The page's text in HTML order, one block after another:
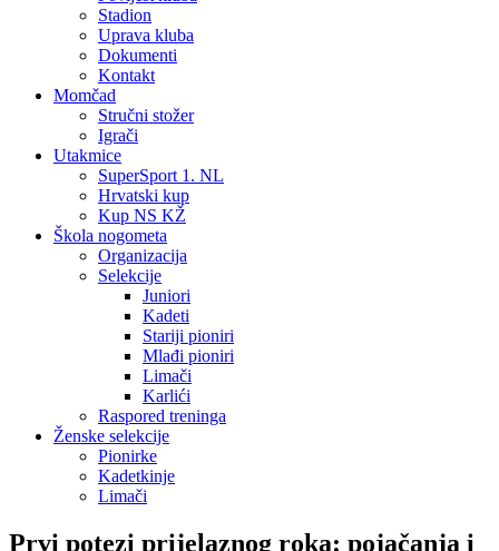
Stadion
Uprava kluba
Dokumenti
Kontakt
Momčad
Stručni stožer
Igrači
Utakmice
SuperSport 1. NL
Hrvatski kup
Kup NS KŽ
Škola nogometa
Organizacija
Selekcije
Juniori
Kadeti
Stariji pioniri
Mlađi pioniri
Limači
Karlići
Raspored treninga
Ženske selekcije
Pionirke
Kadetkinje
Limači
Prvi potezi prijelaznog roka: pojačanja i